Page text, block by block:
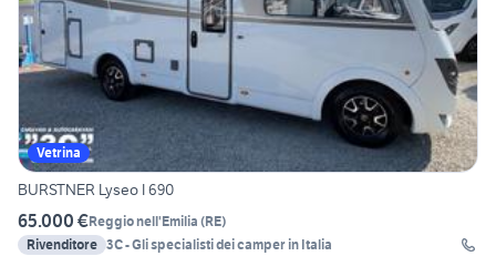
Vetrina
BURSTNER Lyseo I 690
65.000 €Reggio nell'Emilia (RE)
Rivenditore 3C - Gli specialisti dei camper in Italia